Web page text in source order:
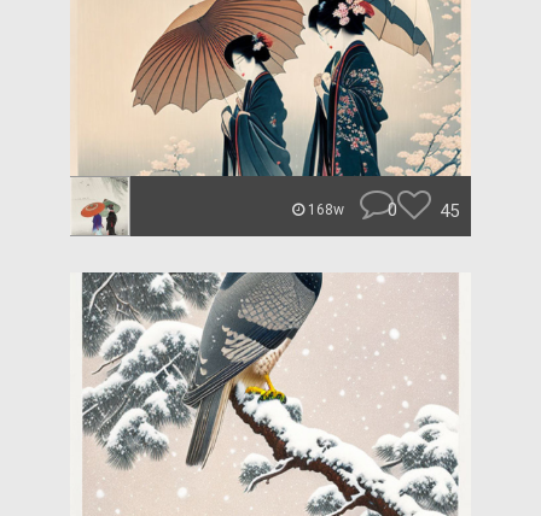
168w 0 45